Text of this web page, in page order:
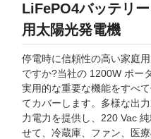
LiFePO4バッテリ
用太陽光発電機
停電時に信頼性の高い家庭
ですか?当社の 1200W ポー
実用的な重要な機能をすべ
てカバーします。多様な出
力電力を提供し、220 Vac
せて、冷蔵庫、ファン、医